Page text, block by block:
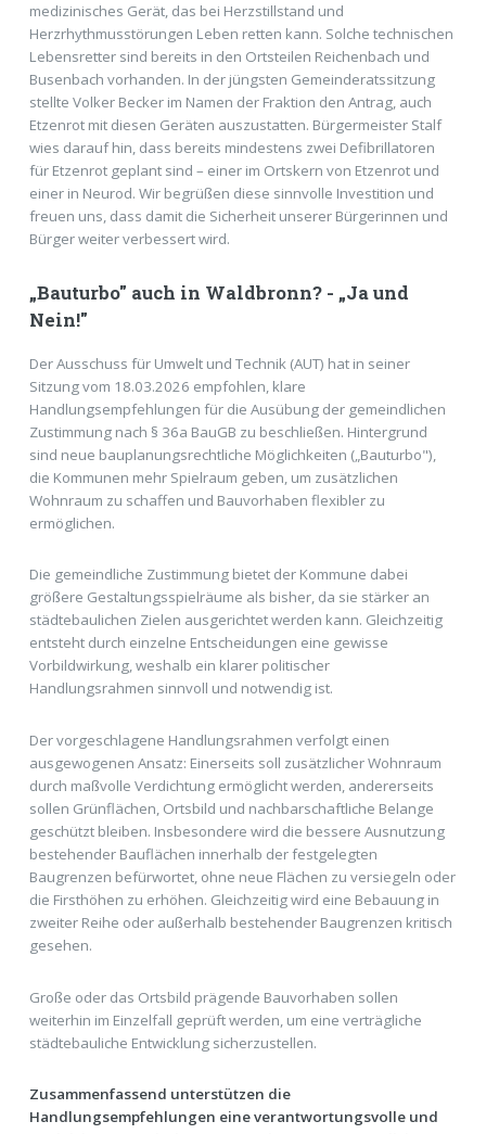
medizinisches Gerät, das bei Herzstillstand und
Herzrhythmusstörungen Leben retten kann. Solche technischen
Lebensretter sind bereits in den Ortsteilen Reichenbach und
Busenbach vorhanden. In der jüngsten Gemeinderatssitzung
stellte Volker Becker im Namen der Fraktion den Antrag, auch
Etzenrot mit diesen Geräten auszustatten. Bürgermeister Stalf
wies darauf hin, dass bereits mindestens zwei Defibrillatoren
für Etzenrot geplant sind – einer im Ortskern von Etzenrot und
einer in Neurod. Wir begrüßen diese sinnvolle Investition und
freuen uns, dass damit die Sicherheit unserer Bürgerinnen und
Bürger weiter verbessert wird.
„Bauturbo" auch in Waldbronn? - „Ja und
Nein!"
Der Ausschuss für Umwelt und Technik (AUT) hat in seiner
Sitzung vom 18.03.2026 empfohlen, klare
Handlungsempfehlungen für die Ausübung der gemeindlichen
Zustimmung nach § 36a BauGB zu beschließen. Hintergrund
sind neue bauplanungsrechtliche Möglichkeiten („Bauturbo"),
die Kommunen mehr Spielraum geben, um zusätzlichen
Wohnraum zu schaffen und Bauvorhaben flexibler zu
ermöglichen.
Die gemeindliche Zustimmung bietet der Kommune dabei
größere Gestaltungsspielräume als bisher, da sie stärker an
städtebaulichen Zielen ausgerichtet werden kann. Gleichzeitig
entsteht durch einzelne Entscheidungen eine gewisse
Vorbildwirkung, weshalb ein klarer politischer
Handlungsrahmen sinnvoll und notwendig ist.
Der vorgeschlagene Handlungsrahmen verfolgt einen
ausgewogenen Ansatz: Einerseits soll zusätzlicher Wohnraum
durch maßvolle Verdichtung ermöglicht werden, andererseits
sollen Grünflächen, Ortsbild und nachbarschaftliche Belange
geschützt bleiben. Insbesondere wird die bessere Ausnutzung
bestehender Bauflächen innerhalb der festgelegten
Baugrenzen befürwortet, ohne neue Flächen zu versiegeln oder
die Firsthöhen zu erhöhen. Gleichzeitig wird eine Bebauung in
zweiter Reihe oder außerhalb bestehender Baugrenzen kritisch
gesehen.
Große oder das Ortsbild prägende Bauvorhaben sollen
weiterhin im Einzelfall geprüft werden, um eine verträgliche
städtebauliche Entwicklung sicherzustellen.
Zusammenfassend unterstützen die
Handlungsempfehlungen eine verantwortungsvolle und